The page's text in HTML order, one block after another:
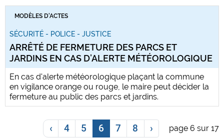
MODÈLES D'ACTES
SÉCURITÉ - POLICE - JUSTICE
ARRÊTÉ DE FERMETURE DES PARCS ET
JARDINS EN CAS D’ALERTE MÉTÉOROLOGIQUE
En cas d'alerte météorologique plaçant la commune
en vigilance orange ou rouge, le maire peut décider la
fermeture au public des parcs et jardins.
‹ 4 5 6 7 8 › page 6 sur 17